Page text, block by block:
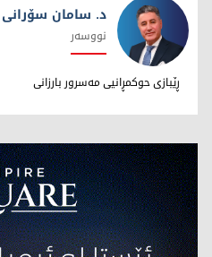
د. سامان سۆرانی
د. سامان سۆرانی
نووسەر
ڕێبازی حوکمڕانیی مەسرور بارزانی